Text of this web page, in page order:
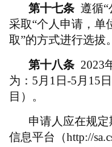
第十七条 遵循“
采取“个人申请，单
取”的方式进行选拔。
第十八条 2023
为：5月1日-5月15
目）。
申请人应在规
信息平台（http://